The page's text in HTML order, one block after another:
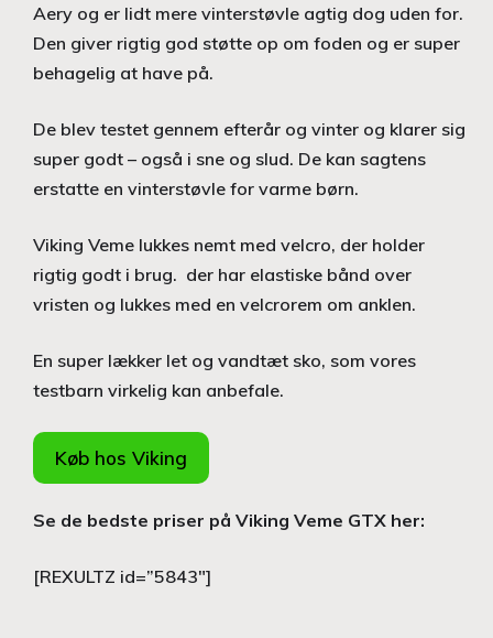
Aery og er lidt mere vinterstøvle agtig dog uden for.
Den giver rigtig god støtte op om foden og er super
behagelig at have på.
De blev testet gennem efterår og vinter og klarer sig
super godt – også i sne og slud. De kan sagtens
erstatte en vinterstøvle for varme børn.
Viking Veme lukkes nemt med velcro, der holder
rigtig godt i brug. der har elastiske bånd over
vristen og lukkes med en velcrorem om anklen.
En super lækker let og vandtæt sko, som vores
testbarn virkelig kan anbefale.
Køb hos Viking
Se de bedste priser på Viking Veme GTX her:
[REXULTZ id=”5843″]